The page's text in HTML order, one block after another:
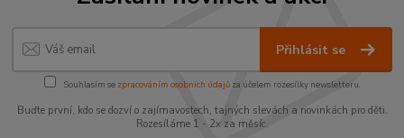
Přihlásit se
Souhlasím se zpracováním osobních údajůza účelem rozesílky newsletteru.
Buďte první, kdo se dozví o zajímavostech, tajných slevách a novinkách pro děti.
Rozesíláme 1 - 2x za měsíc.